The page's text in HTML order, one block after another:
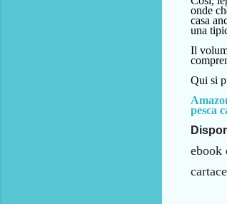
onde
casa
una
Il
Qui si
pesca
ebook